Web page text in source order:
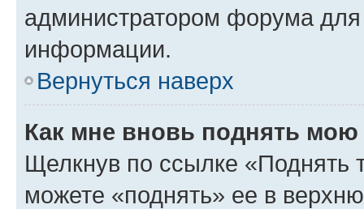
администратором форума
информации.
Вернуться наверх
Как мне вновь поднять мою
Щелкнув по ссылке «Поднять
можете «поднять» ее в